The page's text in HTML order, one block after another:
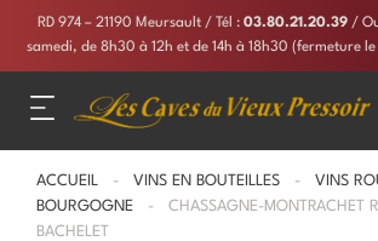
RD 974 – 21190 Meursault/ Tél : 03.80.21.20.39 /
samedi, de 8h30 à 12h et de 14h à 18h30 (fermeture
ACCUEIL - VINS EN BOUTEILLES - VINS
BOURGOGNE - CHASSAGNE-MONTRACHET
BACHELET